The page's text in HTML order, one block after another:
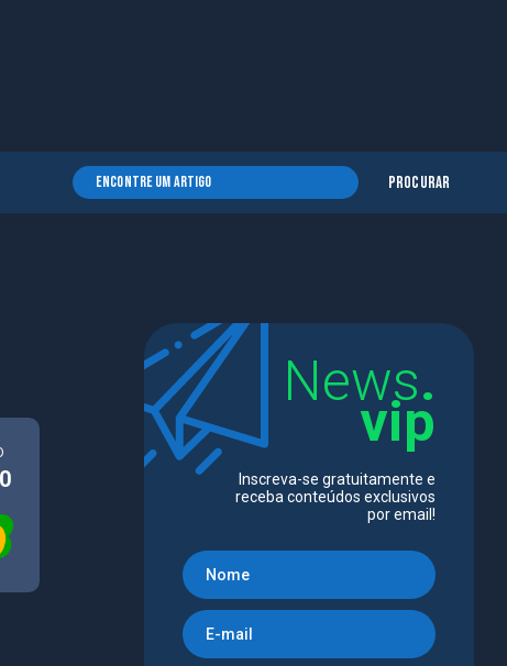
Procurar
News.
vip
Inscreva-se gratuitamente e
receba conteúdos exclusivos
por email!